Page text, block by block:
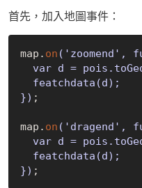
首先，加入地圖事件：
map. on ('zoomend',
var d =
  featchdata
(d) ;
}) ;
map. on ('dragend',
var d =
  featchdata
(d) ;
})